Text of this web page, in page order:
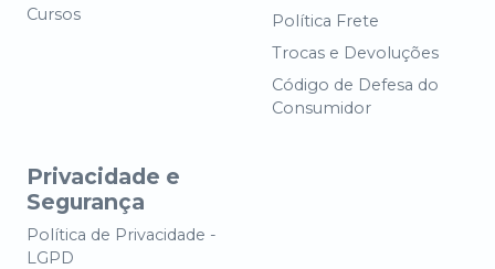
Cursos
Política Frete
Trocas e Devoluções
Código de Defesa do
Consumidor
Privacidade e
Segurança
Política de Privacidade -
LGPD